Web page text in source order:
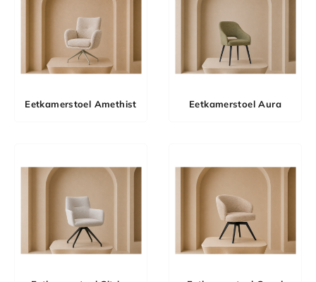
Eetkamerstoel Amethist Eetkamerstoel Aura